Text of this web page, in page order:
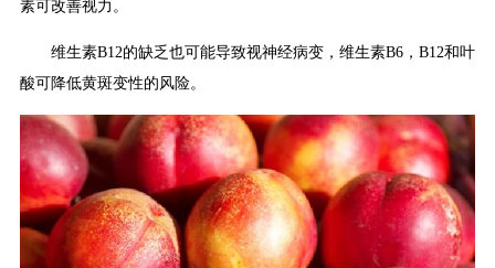
素可改善视力。
维生素B12的缺乏也可能导致视神经病变，维生素B6，B12和叶
酸可降低黄斑变性的风险。